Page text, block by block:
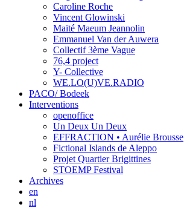
Caroline Roche
Vincent Glowinski
Maïté Maeum Jeannolin
Emmanuel Van der Auwera
Collectif 3ème Vague
76,4 project
Y- Collective
WE.LO(U)VE.RADIO
PACO/ Bodeek
Interventions
openoffice
Un Deux Un Deux
EFFRACTION • Aurélie Brousse
Fictional Islands de Aleppo
Projet Quartier Brigittines
STOEMP Festival
Archives
en
nl